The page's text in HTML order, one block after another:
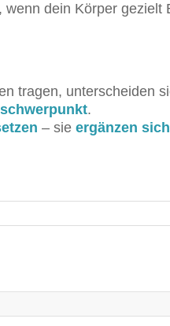
, wenn dein Körper gezielt
tragen, unterscheiden
.
– sieergänzen sich